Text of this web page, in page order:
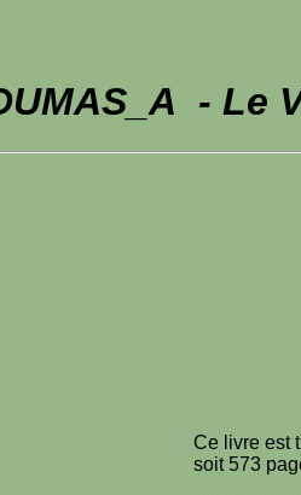
- Le
Ce livre est
soit 573